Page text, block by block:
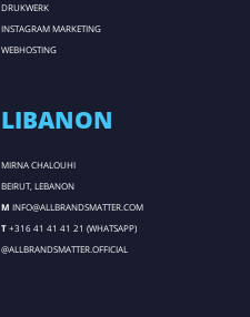
DRUKWERK
INSTAGRAM MARKETING
WEBHOSTING
LIBANON
MIRNA CHALOUHI
BEIRUT, LEBANON
M INFO@ALLBRANDSMATTER.COM
T+316 41 41 41 21 (WHATSAPP)
@ALLBRANDSMATTER.OFFICIAL